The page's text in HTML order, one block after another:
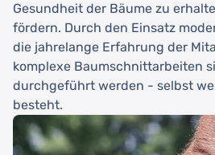
Gesundheit der Bäume zu
fördern. Durch den Einsatz
die jahrelange Erfahrung der
komplexe Baumschnittarbeiten
durchgeführt werden - selbst
besteht.